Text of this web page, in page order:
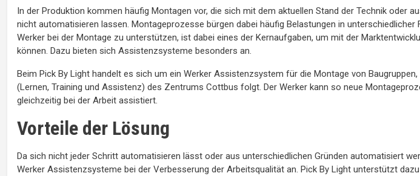
In der Produktion kommen häufig Montagen vor, die sich mit dem aktuellen Stand der Technik oder
nicht automatisieren lassen. Montageprozesse bürgen dabei häufig Belastungen in unterschiedlicher
Werker bei der Montage zu unterstützen, ist dabei eines der Kernaufgaben, um mit der
können. Dazu bieten sich Assistenzsysteme besonders an.
Beim Pick By Light handelt es sich um ein Werker Assistenzsystem für die Montage von
(Lernen, Training und Assistenz) des Zentrums Cottbus folgt. Der Werker kann so neue
gleichzeitig bei der Arbeit assistiert.
Vorteile der Lösung
Da sich nicht jeder Schritt automatisieren lässt oder aus unterschiedlichen Gründen automatisiert
Werker Assistenzsysteme bei der Verbesserung der Arbeitsqualität an. Pick By Light unterstützt